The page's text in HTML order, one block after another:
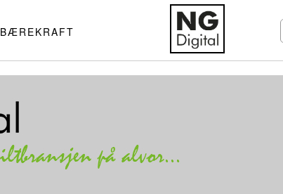
BÆREKRAFT